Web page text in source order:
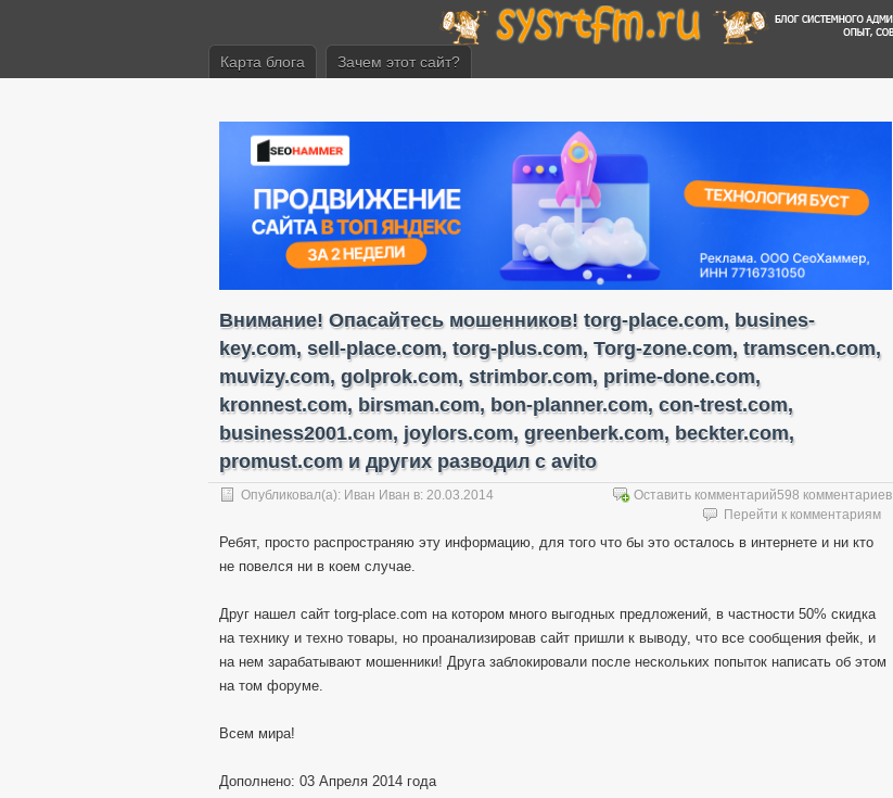
Карта блога Зачем этот сайт?
Внимание! Опасайтесь мошенников! torg-place.com, busines-
key.com, sell-place.com, torg-plus.com, Torg-zone.com, tramscen.com,
muvizy.com, golprok.com, strimbor.com, prime-done.com,
kronnest.com, birsman.com, bon-planner.com, con-trest.com,
business2001.com, joylors.com, greenberk.com, beckter.com,
promust.com и других разводил с avito
Опубликовал(а): Иван Иван в: 20.03.2014 Оставить комментарий598 комментариев
Перейти к комментариям
Ребят, просто распространяю эту информацию, для того что бы это осталось в интернете и ни кто
не повелся ни в коем случае.
Друг нашел сайт torg-place.com на котором много выгодных предложений, в частности 50% скидка
на технику и техно товары, но проанализировав сайт пришли к выводу, что все сообщения фейк, и
на нем зарабатывают мошенники! Друга заблокировали после нескольких попыток написать об этом
на том форуме.
Всем мира!
Дополнено: 03 Апреля 2014 года